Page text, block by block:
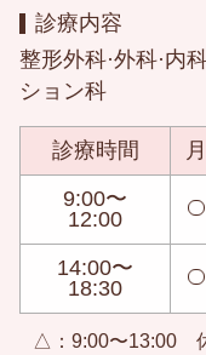
診療内容
整形外科·外科·内
ション科
診療時間 月
9:00〜
12:00
14:00〜
18:30
△：9:00〜13:00